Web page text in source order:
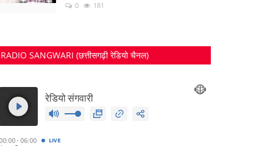
0
181
RADIO SANGWARI (छत्तीसगढ़ी रेडियो चैनल)